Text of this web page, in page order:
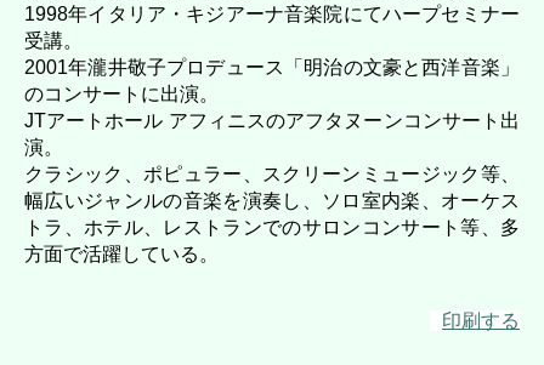
1998年イタリア・キジアーナ音楽院にてハープセミナー
受講。
2001年瀧井敬子プロデュース「明治の文豪と西洋音楽」
のコンサートに出演。
JTアートホール アフィニスのアフタヌーンコンサート出
演。
クラシック、ポピュラー、スクリーンミュージック等、
幅広いジャンルの音楽を演奏し、ソロ室内楽、オーケス
トラ、ホテル、レストランでのサロンコンサート等、多
方面で活躍している。
印刷する